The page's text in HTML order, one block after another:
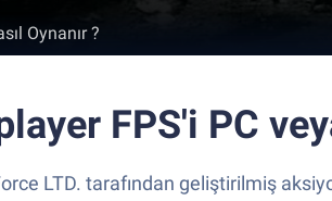
Oynanır ?
FPS'i PC
LTD. tarafından geliştirilmiş